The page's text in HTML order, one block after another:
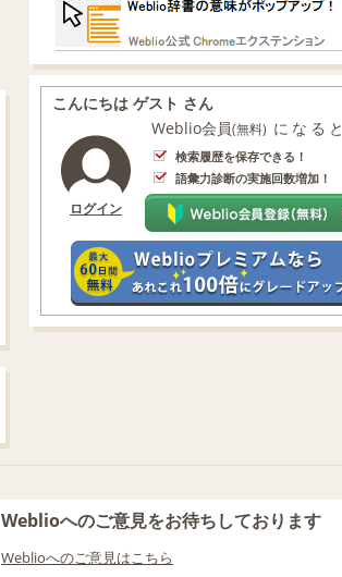
こんにちは ゲスト さん
ログイン
Weblio会員(無料) になると
検索履歴を保存できる！
語彙力診断の実施回数増加！
Weblioへのご意見をお待ちしております
Weblioへのご意見はこちら